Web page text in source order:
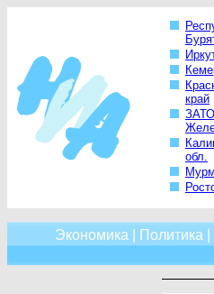
край
ЗАТО
обл.
Экономика Политика